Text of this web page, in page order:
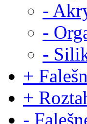
-
-
-
+
+
-